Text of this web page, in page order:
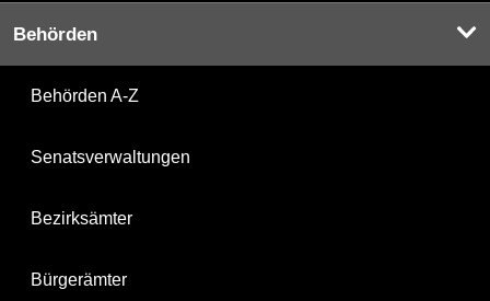
Behörden
Behörden A-Z
Senatsverwaltungen
Bezirksämter
Bürgerämter